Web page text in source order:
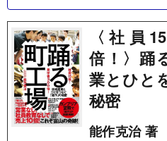
〈社員
倍！〉踊
業とひと
秘密
能作克治 著